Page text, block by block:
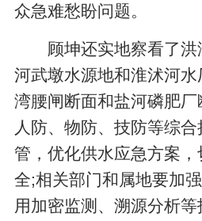
众急难愁盼问题。
顾坤还实地察看了
河武墩水源地和淮沭河
湾腰闸断面和盐河磷肥
人防、物防、技防等综
管，优化供水应急方案
全;相关部门和属地要加
用加密监测、溯源分析